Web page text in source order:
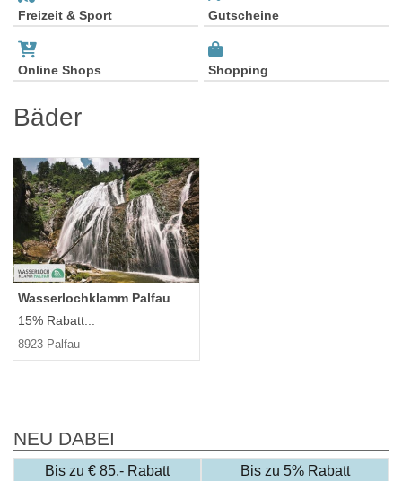
Freizeit & Sport Gutscheine
Online Shops Shopping
Bäder
Wasserlochklamm Palfau
15% Rabatt...
8923 Palfau
NEU DABEI
Bis zu € 85,- Rabatt Bis zu 5% Rabatt